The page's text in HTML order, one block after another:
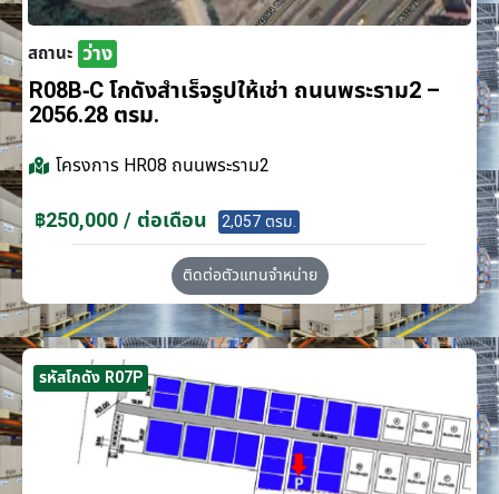
สถานะ ว่าง
R08B-C โกดังสำเร็จรูปให้เช่า ถนนพระราม2 –
2056.28 ตรม.
โครงการ HR08 ถนนพระราม2
฿250,000 / ต่อเดือน 2,057 ตรม.
ติดต่อตัวแทนจำหน่าย
รหัสโกดัง R07P